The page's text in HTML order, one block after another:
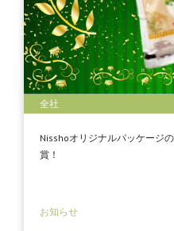
全社
Nisshoオリジナルパッケージ
賞！
お知らせ